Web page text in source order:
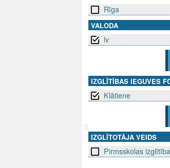
Rīga
VALODA
lv
IZGLĪTĪBAS IEGUVES
Klātiene
IZGLĪTOTĀJA VEIDS
Pirmsskolas
SEKO MUMS